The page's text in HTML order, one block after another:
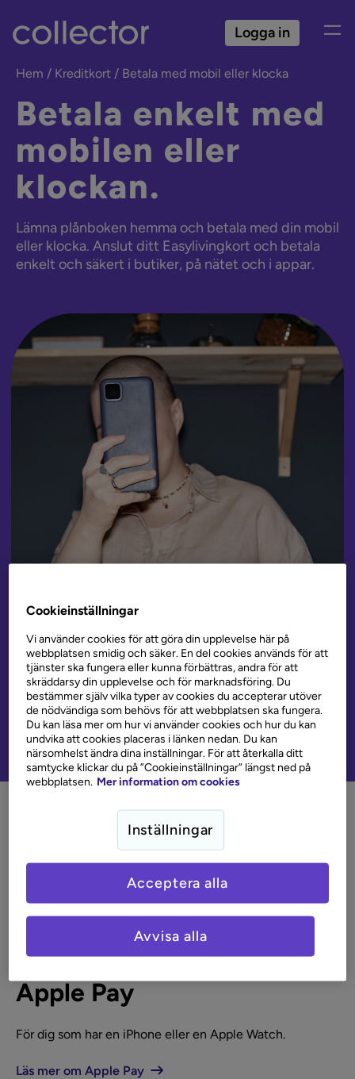
Logga in
Hem Kreditkort Betala med mobil eller klocka
Betala enkelt med
mobilen eller
klockan.
Lämna plånboken hemma och betala med din mobil
eller klocka. Anslut ditt Easylivingkort och betala
enkelt och säkert i butiker, på nätet och i appar.
Apple Pay
För dig som har en iPhone eller en Apple Watch.
Läs mer om Apple Pay
Cookieinställningar
Vi använder cookies för att göra din upplevelse här på
webbplatsen smidig och säker. En del cookies används för att
tjänster ska fungera eller kunna förbättras, andra för att
skräddarsy din upplevelse och för marknadsföring. Du
bestämmer själv vilka typer av cookies du accepterar utöver
de nödvändiga som behövs för att webbplatsen ska fungera.
Du kan läsa mer om hur vi använder cookies och hur du kan
undvika att cookies placeras i länken nedan. Du kan
närsomhelst ändra dina inställningar. För att återkalla ditt
samtycke klickar du på ”Cookieinställningar” längst ned på
webbplatsen. Mer information om cookies
Inställningar
Avvisa alla
Acceptera alla